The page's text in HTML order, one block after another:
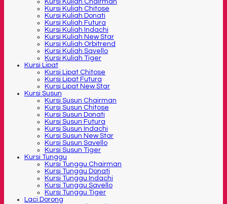
Kursi Kuliah Chairman
Kursi Kuliah Chitose
Kursi Kuliah Donati
Kursi Kuliah Futura
Kursi Kuliah Indachi
Kursi Kuliah New Star
Kursi Kuliah Orbitrend
Kursi Kuliah Savello
Kursi Kuliah Tiger
Kursi Lipat
Kursi Lipat Chitose
Kursi Lipat Futura
Kursi Lipat New Star
Kursi Susun
Kursi Susun Chairman
Kursi Susun Chitose
Kursi Susun Donati
Kursi Susun Futura
Kursi Susun Indachi
Kursi Susun New Star
Kursi Susun Savello
Kursi Susun Tiger
Kursi Tunggu
Kursi Tunggu Chairman
Kursi Tunggu Donati
Kursi Tunggu Indachi
Kursi Tunggu Savello
Kursi Tunggu Tiger
Laci Dorong